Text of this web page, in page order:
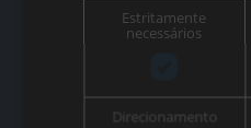
HORÁRIO
Estritamente
necessários
Direcionamento